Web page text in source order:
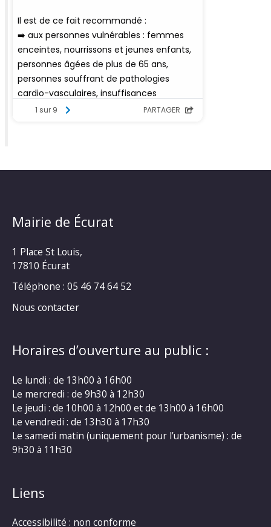
Mairie de Écurat
1 Place St Louis,
17810 Écurat
Téléphone : 05 46 74 64 52
Nous contacter
Horaires d’ouverture au public :
Le lundi : de 13h00 à 16h00
Le mercredi : de 9h30 à 12h30
Le jeudi : de 10h00 à 12h00 et de 13h00 à 16h00
Le vendredi : de 13h30 à 17h30
Le samedi matin (uniquement pour l’urbanisme) : de
9h30 à 11h30
Liens
Accessibilité : non conforme